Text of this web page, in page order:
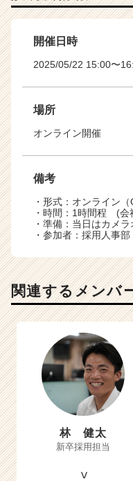
開催日時
2025/05/22 15:00〜
場所
オンライン開催
備考
・形式：オンライン（
・時間：1時間程 (会
・準備：当日はカメ
・参加者：採用人事部
関連するメンバ
林 健太
新卒採用担当